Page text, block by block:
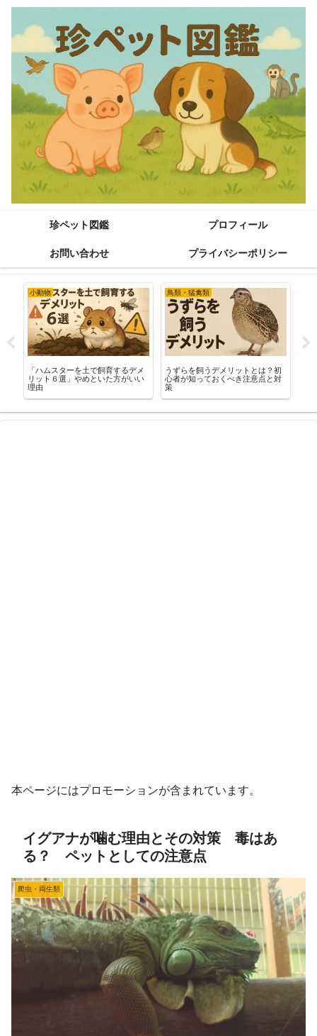
珍ペット図鑑 プロフィール
お問い合わせ プライバシーポリシー
小動物
「ハムスターを土で飼育するデメ
リット６選」やめといた方がいい
理由
鳥類・猛禽類
うずらを飼うデメリットとは？初
心者が知っておくべき注意点と対
策
本ページにはプロモーションが含まれています。
イグアナが噛む理由とその対策 毒はあ
る？ ペットとしての注意点
爬虫・両生類